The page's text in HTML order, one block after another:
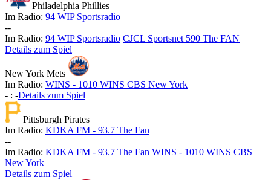
Philadelphia Phillies
Im Radio: 94 WIP Sportsradio
--
Im Radio: 94 WIP Sportsradio CJCL Sportsnet 590 The FAN
Details zum Spiel
New York Mets
Im Radio: WINS - 1010 WINS CBS New York
- : -Details zum Spiel
Pittsburgh Pirates
Im Radio: KDKA FM - 93.7 The Fan
--
Im Radio: KDKA FM - 93.7 The Fan WINS - 1010 WINS CBS
New York
Details zum Spiel